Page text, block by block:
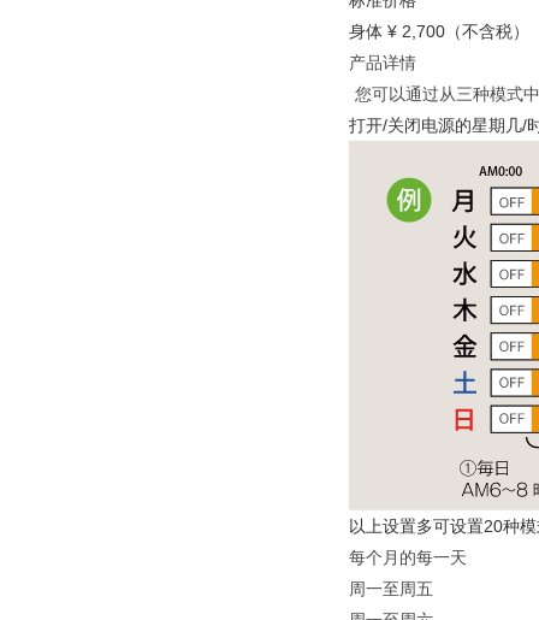
身体 ¥ 2,700（不含税）
产品详情
您可以通过从三种模式
打开/关闭电源的星期几/
以上设置多可设置20种
每个月的每一天
周一至周五